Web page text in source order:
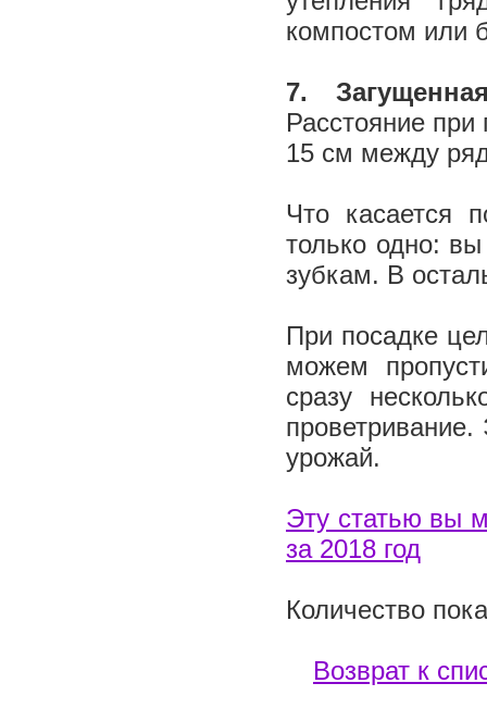
компостом или
7.
Расстояние
15 см между
Что касается
только одно:
зубкам. В
При посадке
можем
сразу
урожай.
Эту статью вы
за 2018 год
Количество
Возврат к